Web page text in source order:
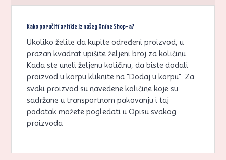
Kako poručiti artikle iz našeg Onine Shop-a?
Ukoliko želite da kupite određeni proizvod, u
prazan kvadrat upišite željeni broj za količinu.
Kada ste uneli željenu količinu, da biste dodali
proizvod u korpu kliknite na "Dodaj u korpu". Za
svaki proizvod su navedene količine koje su
sadržane u transportnom pakovanju i taj
podatak možete pogledati u Opisu svakog
proizvoda